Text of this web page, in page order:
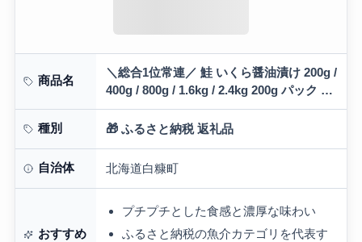
商品名
＼総合1位常連／ 鮭 いくら醤油漬け 200g /
400g / 800g / 1.6kg / 2.4kg 200g パック ふ
るさと納税 いくら 醤油漬け 海…
種別 🎁 ふるさと納税 返礼品
自治体 北海道白糠町
おすすめ
プチプチとした食感と濃厚な味わい
ふるさと納税の魚介カテゴリを代表す